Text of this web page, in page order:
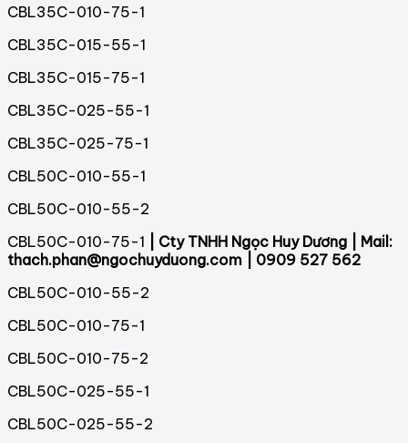
CBL35C-010-75-1
CBL35C-015-55-1
CBL35C-015-75-1
CBL35C-025-55-1
CBL35C-025-75-1
CBL50C-010-55-1
CBL50C-010-55-2
CBL50C-010-75-1
| Cty TNHH Ngọc Huy Dương | Mail:
thach.phan@ngochuyduong.com | 0909 527 562
CBL50C-010-55-2
CBL50C-010-75-1
CBL50C-010-75-2
CBL50C-025-55-1
CBL50C-025-55-2